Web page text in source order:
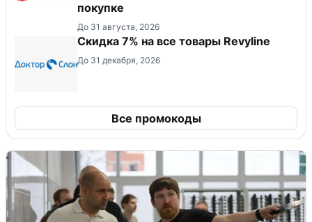
покупке
До 31 августа, 2026
​Скидка 7% на все товары Revyline
До 31 декабря, 2026
Все промокоды